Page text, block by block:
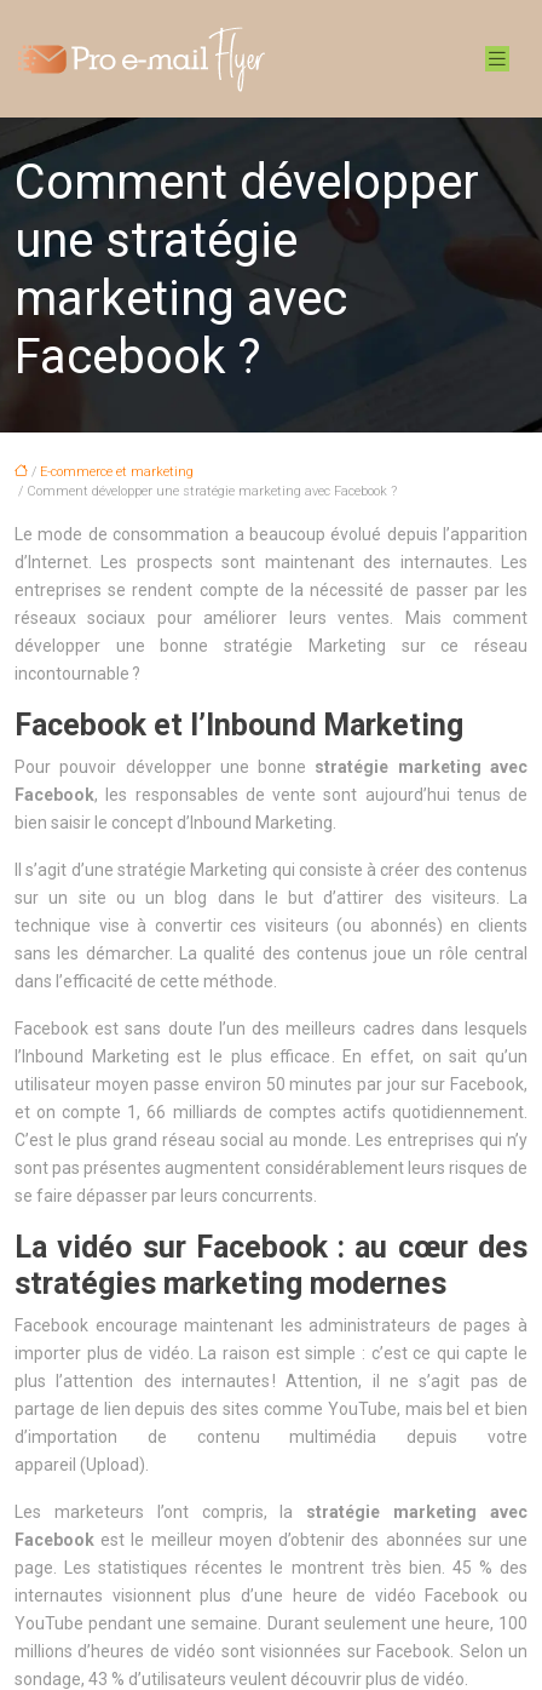
Comment développer
une stratégie
marketing avec
Facebook ?
/ E-commerce et marketing
/ Comment développer une stratégie marketing avec Facebook ?
Le mode de consommation a beaucoup évolué depuis l’apparition
d’Internet. Les prospects sont maintenant des internautes. Les
entreprises se rendent compte de la nécessité de passer par les
réseaux sociaux pour améliorer leurs ventes. Mais comment
développer une bonne stratégie Marketing sur ce réseau
incontournable ?
Facebook et l’Inbound Marketing
Pour pouvoir développer une bonne stratégie marketing avec
Facebook, les responsables de vente sont aujourd’hui tenus de
bien saisir le concept d’Inbound Marketing.
Il s’agit d’une stratégie Marketing qui consiste à créer des contenus
sur un site ou un blog dans le but d’attirer des visiteurs. La
technique vise à convertir ces visiteurs (ou abonnés) en clients
sans les démarcher. La qualité des contenus joue un rôle central
dans l’efficacité de cette méthode.
Facebook est sans doute l’un des meilleurs cadres dans lesquels
l’Inbound Marketing est le plus efficace. En effet, on sait qu’un
utilisateur moyen passe environ 50 minutes par jour sur Facebook,
et on compte 1, 66 milliards de comptes actifs quotidiennement.
C’est le plus grand réseau social au monde. Les entreprises qui n’y
sont pas présentes augmentent considérablement leurs risques de
se faire dépasser par leurs concurrents.
La vidéo sur Facebook : au cœur des
stratégies marketing modernes
Facebook encourage maintenant les administrateurs de pages à
importer plus de vidéo. La raison est simple : c’est ce qui capte le
plus l’attention des internautes ! Attention, il ne s’agit pas de
partage de lien depuis des sites comme YouTube, mais bel et bien
d’importation de contenu multimédia depuis votre
appareil (Upload).
Les marketeurs l’ont compris, la stratégie marketing avec
Facebook est le meilleur moyen d’obtenir des abonnées sur une
page. Les statistiques récentes le montrent très bien. 45 % des
internautes visionnent plus d’une heure de vidéo Facebook ou
YouTube pendant une semaine. Durant seulement une heure, 100
millions d’heures de vidéo sont visionnées sur Facebook. Selon un
sondage, 43 % d’utilisateurs veulent découvrir plus de vidéo.